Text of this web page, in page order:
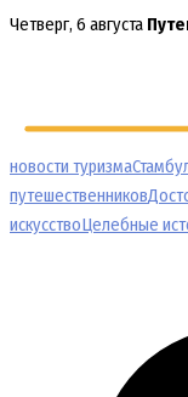
Перейти
Четверг, 6 августа
новости туризма
путешественников
искусствоЦелебные